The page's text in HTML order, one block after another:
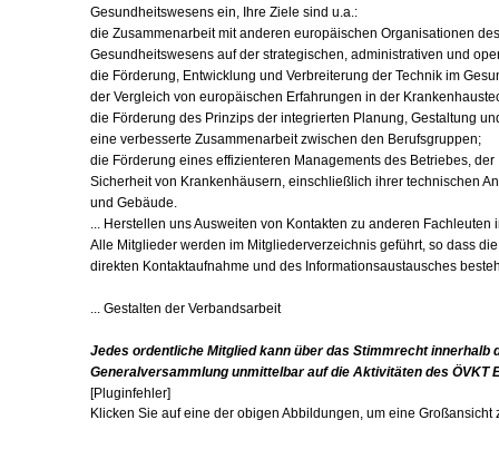
Gesundheitswesens ein, Ihre Ziele sind u.a.:
die Zusammenarbeit mit anderen europäischen Organisationen des
Gesundheitswesens auf der strategischen, administrativen und
die Förderung, Entwicklung und Verbreiterung der Technik im
der Vergleich von europäischen Erfahrungen in der
die Förderung des Prinzips der integrierten Planung, Gestaltung
eine verbesserte Zusammenarbeit zwischen den Berufsgruppen;
die Förderung eines effizienteren Managements des Betriebes,
Sicherheit von Krankenhäusern, einschließlich ihrer technischen
und Gebäude.
... Herstellen uns Ausweiten von Kontakten zu anderen Fachleuten
Alle Mitglieder werden im Mitgliederverzeichnis geführt, so dass
direkten Kontaktaufnahme und des Informationsaustausches
... Gestalten der Verbandsarbeit
Jedes ordentliche Mitglied kann über das Stimmrecht innerhalb
Generalversammlung unmittelbar auf die Aktivitäten des ÖVKT
[Pluginfehler]
Klicken Sie auf eine der obigen Abbildungen, um eine Großansicht